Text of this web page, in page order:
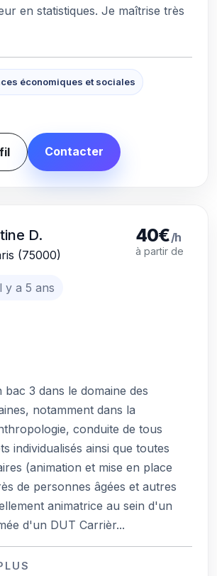
en statistiques. Je maîtrise très
économiques et sociales
Contacter
D.
(75000)
y a 5 ans
40€/h
à partir de
bac 3 dans le domaine des
notamment dans la
conduite de tous
individualisés ainsi que toutes
(animation et mise en place
de personnes âgées et autres
animatrice au sein d'un
d'un DUT Carrièr...